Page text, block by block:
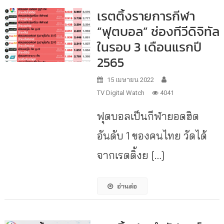
เรตติ้งรายการกีฬา
“ฟุตบอล” ช่องทีวีดิจิทัล
ในรอบ 3 เดือนแรกปี
2565
15 เมษายน 2022
TV Digital Watch
4041
ฟุตบอลเป็นกีฬายอดฮิต
อันดับ 1 ของคนไทย วัดได้
จากเรตติ้งย […]
อ่านต่อ